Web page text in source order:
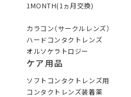
1MONTH(1ヵ月交換)
カラコン（サークルレンズ）
ハードコンタクトレンズ
オルソケラトロジー
ケア用品
ソフトコンタクトレンズ用
コンタクトレンズ装着薬